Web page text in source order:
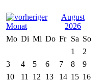
August
2026
Mo Di Mi Do Fr Sa So
1
2
3
4 5 6 7 8
9
10
11 12 13 14 15 16